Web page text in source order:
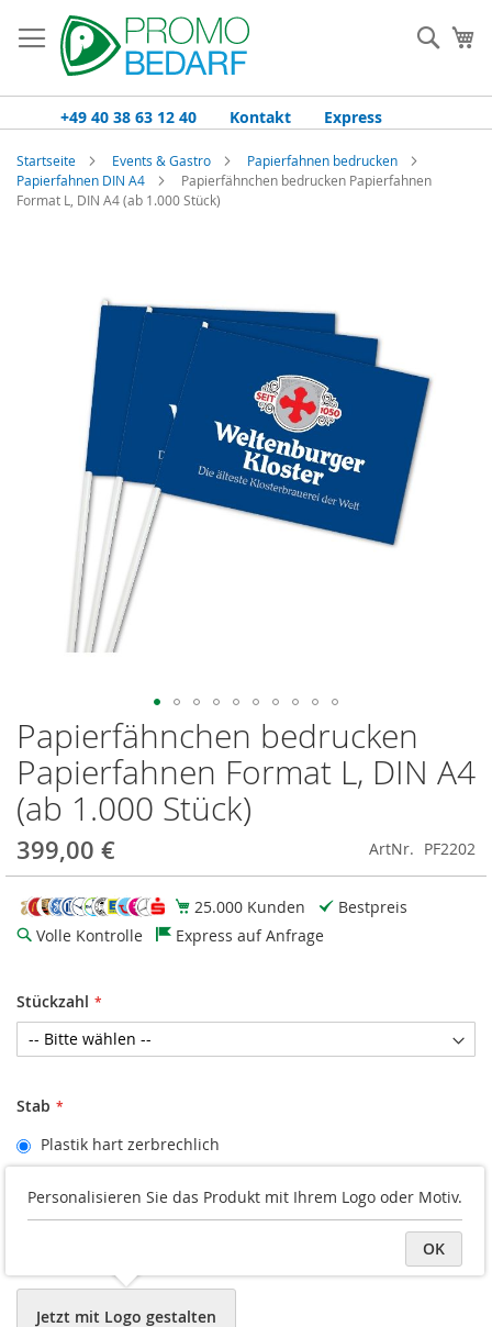
Inhalt
springen
+49 40 38 63 12 40 Kontakt Express
Startseite Events & Gastro
Papierfahnen bedrucken
Papierfahnen DIN A4
Papierfähnchen bedrucken Papierfahnen
Format L, DIN A4 (ab 1.000 Stück)
Papierfähnchen bedrucken
Papierfahnen Format L, DIN A4
(ab 1.000 Stück)
399,00 € ArtNr. PF2202
25.000 Kunden
Bestpreis
Volle Kontrolle
Express auf Anfrage
Stückzahl
Stab
Plastik hart zerbrechlich
Druckvorschau
Jetzt mit Logo gestalten
Zum
Anfang
der
Bildgalerie
springen
Personalisieren Sie das Produkt mit Ihrem Logo oder Motiv.
OK